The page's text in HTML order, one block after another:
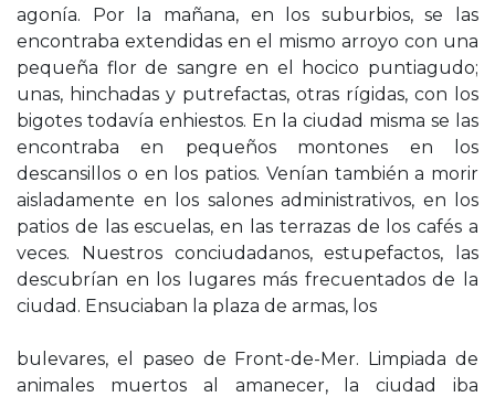
agonía. Por la mañana, en los suburbios, se las
encontraba extendidas en el mismo arroyo con una
pequeña flor de sangre en el hocico puntiagudo;
unas, hinchadas y putrefactas, otras rígidas, con los
bigotes todavía enhiestos. En la ciudad misma se las
encontraba en pequeños montones en los
descansillos o en los patios. Venían también a morir
aisladamente en los salones administrativos, en los
patios de las escuelas, en las terrazas de los cafés a
veces. Nuestros conciudadanos, estupefactos, las
descubrían en los lugares más frecuentados de la
ciudad. Ensuciaban la plaza de armas, los
bulevares, el paseo de Front-de-Mer. Limpiada de
animales muertos al amanecer, la ciudad iba